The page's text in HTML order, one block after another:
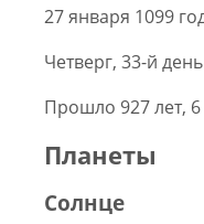
27 января 1099
Четверг, 33-й
Прошло 927 лет, 6
Планеты
Солнце